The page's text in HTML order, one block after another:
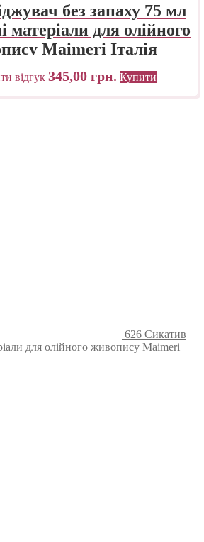
без запаху 75 мл
матеріали для олійного
Maimeri Італія
відгук 345,00 грн. Купити
626 Сикатив
для олійного живопису Maimeri